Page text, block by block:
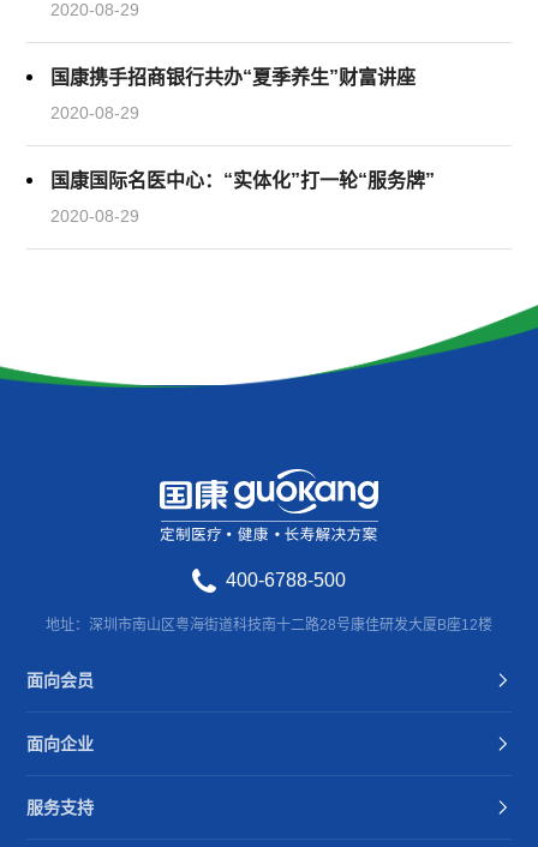
2020-08-29
国康携手招商银行共办“夏季养生”财富讲座
2020-08-29
国康国际名医中心：“实体化”打一轮“服务牌”
2020-08-29
400-6788-500
地址：深圳市南山区粤海街道科技南十二路28号康佳研发大厦B座12楼
面向会员
面向企业
服务支持